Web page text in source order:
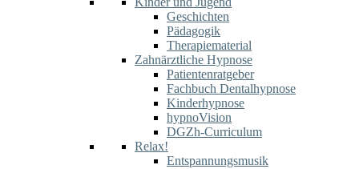
Geschichten
Pädagogik
Therapiematerial
Zahnärztliche Hypnose
Patientenratgeber
Fachbuch Dentalhypnose
Kinderhypnose
hypnoVision
DGZh-Curriculum
Relax!
Entspannungsmusik